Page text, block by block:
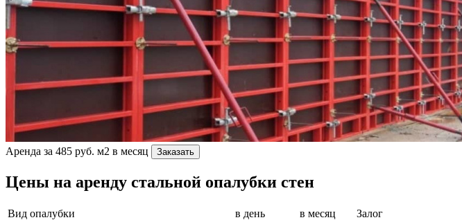
Аренда за 485 руб. м2 в месяц Заказать
Цены на аренду стальной опалубки стен
Вид опалубки в день в месяц
Залог